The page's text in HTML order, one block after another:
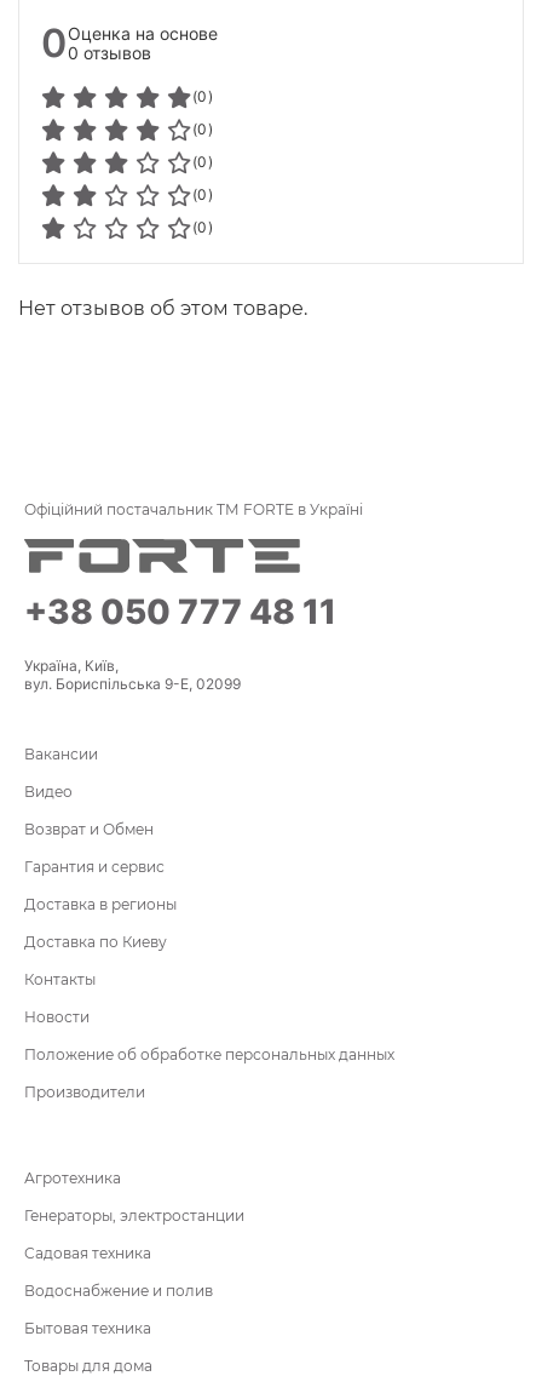
0Оценка на основе
0 отзывов
(0)
(0)
(0)
(0)
(0)
Нет отзывов об этом товаре.
Офіційний постачальник ТМ FORTE в Україні
+38 050 777 48 11
Україна, Київ,
вул. Бориспільська 9-Е, 02099
Вакансии
Видео
Возврат и Обмен
Гарантия и сервис
Доставка в регионы
Доставка по Киеву
Контакты
Новости
Положение об обработке персональных данных
Производители
Агротехника
Генераторы, электростанции
Садовая техника
Водоснабжение и полив
Бытовая техника
Товары для дома